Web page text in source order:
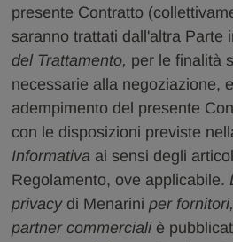
presente Contratto
saranno trattati dall'altra Parte
del Trattamento, per le finalità
necessarie alla negoziazione,
adempimento del presente
con le disposizioni previste
Informativa ai sensi degli
Regolamento, ove applicabile.
privacydi Menarini per
partner commerciali è